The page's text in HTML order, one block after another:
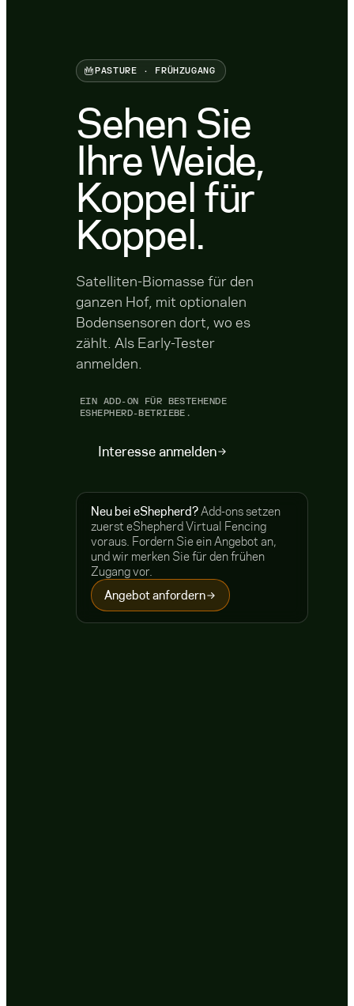
PASTURE · FRÜHZUGANG
Sehen Sie
Ihre Weide,
Koppel für
Koppel.
Satelliten-Biomasse für den
ganzen Hof, mit optionalen
Bodensensoren dort, wo es
zählt. Als Early-Tester
anmelden.
EIN ADD-ON FÜR BESTEHENDE
ESHEPHERD-BETRIEBE.
Interesse anmelden
Neu bei eShepherd?Add-ons setzen
zuerst eShepherd Virtual Fencing
voraus. Fordern Sie ein Angebot an,
und wir merken Sie für den frühen
Zugang vor.
Angebot anfordern